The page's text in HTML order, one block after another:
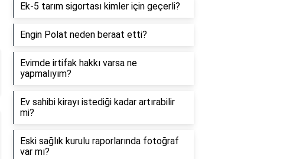
Ek-5 tarım sigortası kimler için geçerli?
Engin Polat neden beraat etti?
Evimde irtifak hakkı varsa ne
yapmalıyım?
Ev sahibi kirayı istediği kadar artırabilir
mi?
Eski sağlık kurulu raporlarında fotoğraf
var mı?